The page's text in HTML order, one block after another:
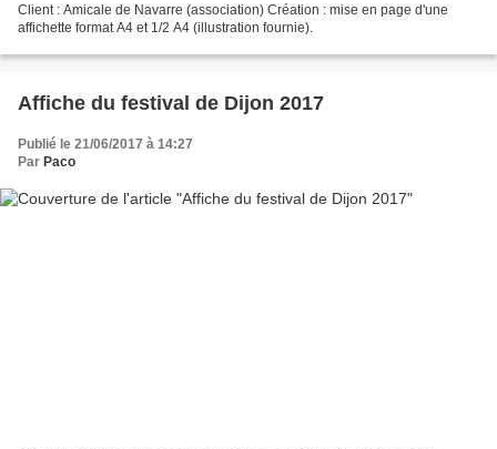
Client : Amicale de Navarre (association) Création : mise en page d'une
affichette format A4 et 1/2 A4 (illustration fournie).
Affiche du festival de Dijon 2017
Publié le 21/06/2017 à 14:27
Par Paco